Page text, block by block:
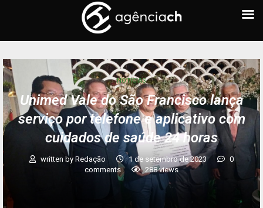
NOTÍCIAS
Unimed Vale do São Francisco lança
serviço por telefone e aplicativo com
cuidados de saúde 24 horas
written by Redação 1 de setembro de 2023
0
comments
288views